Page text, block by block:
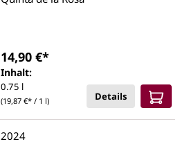
Inhalt:
0.75 l
(19,87 €* / 1 l)
14,90 €*
Details
2024